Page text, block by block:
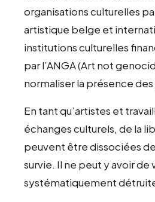
organisations culturelles
artistique belge et
institutions culturelles
par l’ANGA (Art not
normaliser la présence
En tant qu’artistes et
échanges culturels, de la
peuvent être dissociées
survie. Il ne peut y avoir
systématiquement